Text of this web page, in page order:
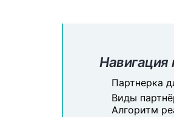
Навигация
Партнерка
Виды
Алгоритм